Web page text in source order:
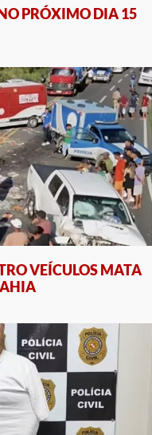
PRÓXIMO DIA 15
VEÍCULOS MATA